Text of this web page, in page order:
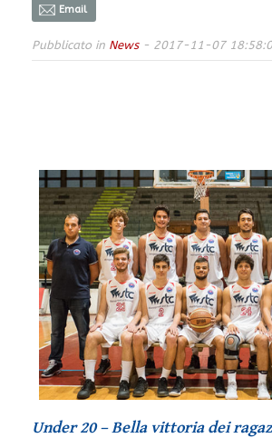
Email
Pubblicato in News- 2017-11-07
Under 20 – Bella vittoria dei